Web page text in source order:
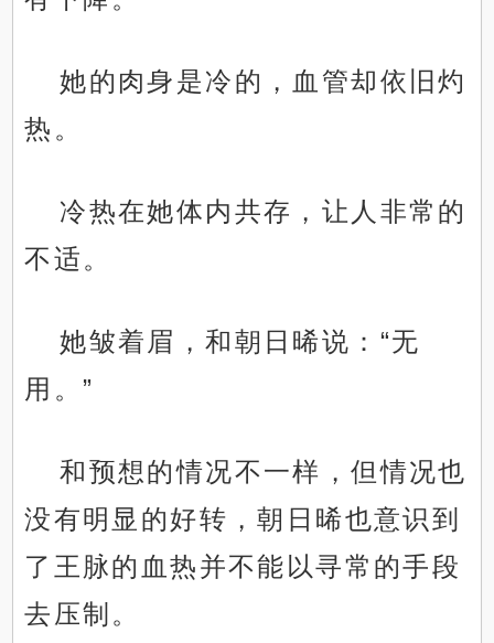
她的肉身是冷的，血管却依旧灼
热。
冷热在她体内共存，让人非常的
不适。
她皱着眉，和朝日晞说：“无
用。”
和预想的情况不一样，但情况也
没有明显的好转，朝日晞也意识到
了王脉的血热并不能以寻常的手段
去压制。